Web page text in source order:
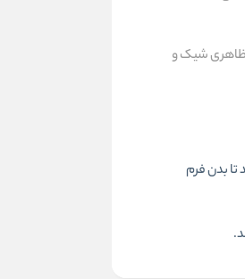
ظاهری شیک و
بدن فرم